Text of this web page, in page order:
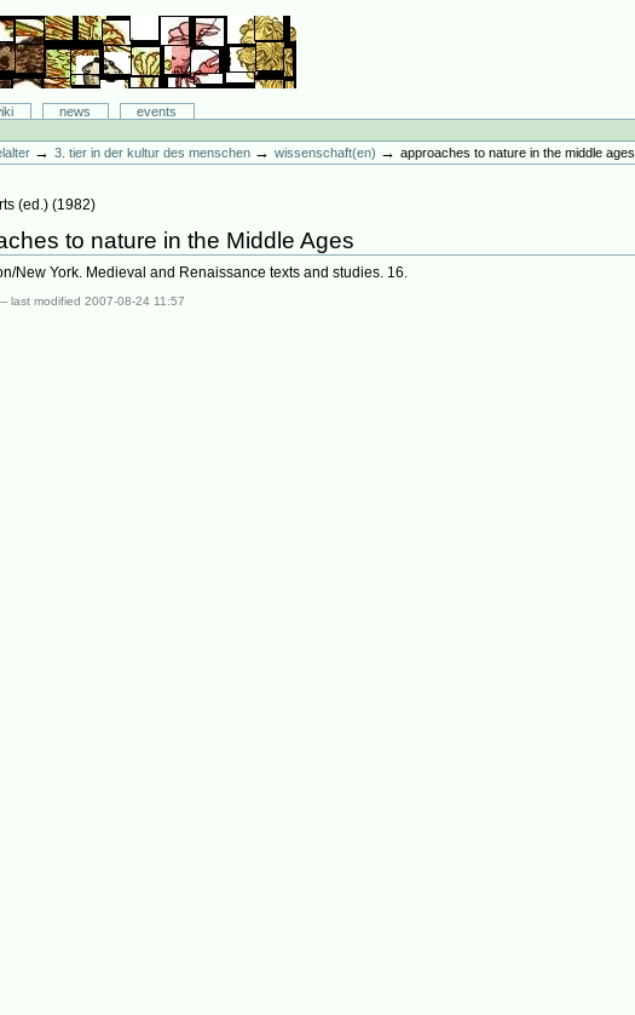
news
events
→3. tier in der kultur des menschen →wissenschaft(en) →approaches to nature in the middle ages
(ed.) (1982)
to nature in the Middle Ages
New York. Medieval and Renaissance texts and studies. 16.
last modified2007-08-24 11:57